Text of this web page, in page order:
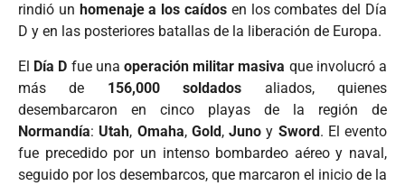
rindió un homenaje a los caídos en los combates del Día
D y en las posteriores batallas de la liberación de Europa.
El Día D fue unaoperación militar masiva que involucró a
más de 156,000 soldados aliados, quienes
desembarcaron en cinco playas de la región de
Normandía: Utah, Omaha, Gold, Juno y Sword. El evento
fue precedido por un intenso bombardeo aéreo y naval,
seguido por los desembarcos, que marcaron el inicio de la